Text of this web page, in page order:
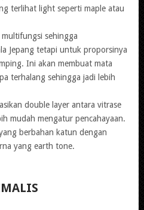
terlihat light seperti maple atau
sehingga
Jepang tetapi untuk proporsinya
Ini akan membuat mata
terhalang sehingga jadi lebih
double layer antara vitrase
mudah mengatur pencahayaan.
berbahan katun dengan
yang earth tone.